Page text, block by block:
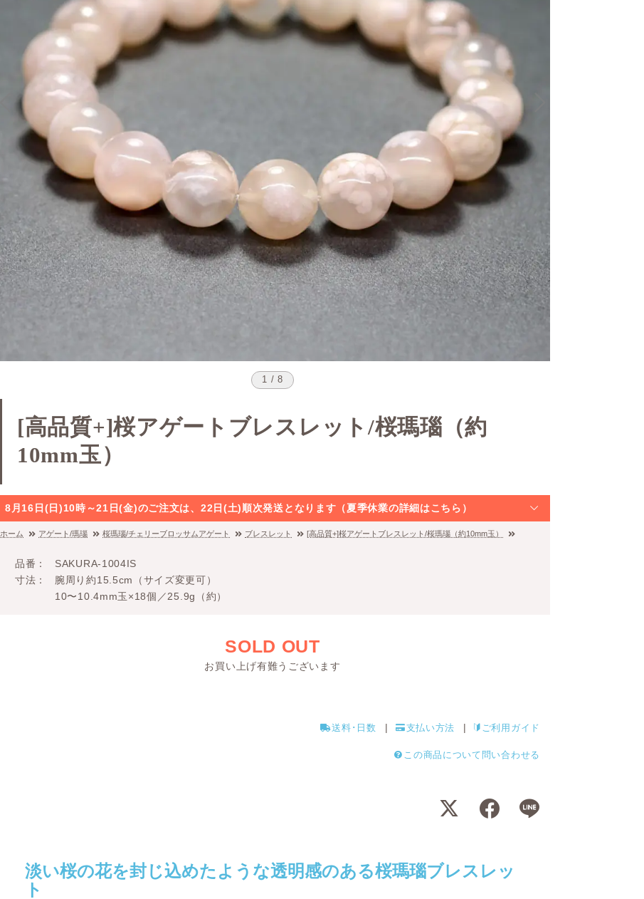
1 / 8
[高品質+]桜アゲートブレスレット/桜瑪瑙（約
10mm玉）
8月16日(日)10時～21日(金)のご注文は、22日(土)順次発送となります（夏季休業の詳細はこちら）
ホーム アゲート/瑪瑙 桜瑪瑙/チェリーブロッサムアゲート ブレスレット [高品質+]桜アゲートブレスレット/桜瑪瑙（約10mm玉）
品番
SAKURA-1004IS
寸法
腕周り約15.5cm（サイズ変更可）
10〜10.4mm玉×18個／25.9g（約）
SOLD OUT
お買い上げ有難うございます
送料･日数 支払い方法 ご利用ガイド
この商品について問い合わせる
淡い桜の花を封じ込めたような透明感のある桜瑪瑙ブレスレッ
ト